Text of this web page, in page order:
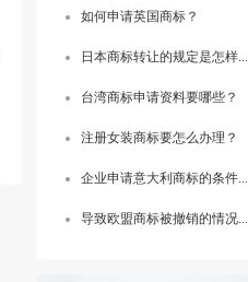
如何申请英国商标？
日本商标转让的规定是怎样...
台湾商标申请资料要哪些？
注册女装商标要怎么办理？
企业申请意大利商标的条件...
导致欧盟商标被撤销的情况...